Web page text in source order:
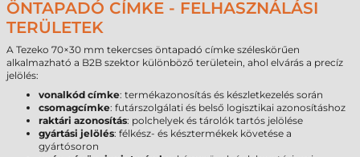
ÖNTAPADÓ CÍMKE - FELHASZNÁLÁSI
TERÜLETEK
A Tezeko 70×30 mm tekercses öntapadó címke széleskörűen
alkalmazható a B2B szektor különböző területein, ahol elvárás a precíz
jelölés:
vonalkód címke: termékazonosítás és készletkezelés során
csomagcímke: futárszolgálati és belső logisztikai azonosításhoz
raktári azonosítás: polchelyek és tárolók tartós jelölése
gyártási jelölés: félkész- és késztermékek követése a
gyártósoron